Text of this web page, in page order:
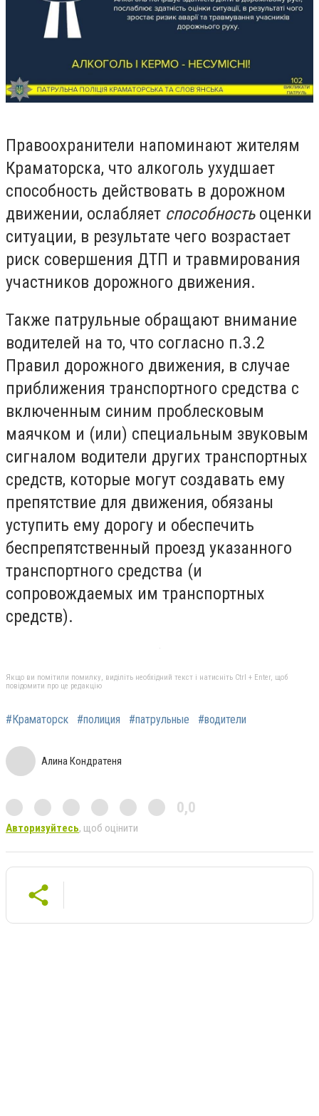
Правоохранители напоминают жителям
Краматорска, что алкоголь ухудшает
способность действовать в дорожном
движении, ослабляет способность оценки
ситуации, в результате чего возрастает
риск совершения ДТП и травмирования
участников дорожного движения.
Также патрульные обращают внимание
водителей на то, что согласно п.3.2
Правил дорожного движения, в случае
приближения транспортного средства с
включенным синим проблесковым
маячком и (или) специальным звуковым
сигналом водители других транспортных
средств, которые могут создавать ему
препятствие для движения, обязаны
уступить ему дорогу и обеспечить
беспрепятственный проезд указанного
транспортного средства (и
сопровождаемых им транспортных
средств).
Якщо ви помітили помилку, виділіть необхідний текст і натисніть Ctrl + Enter, щоб
повідомити про це редакцію
#Краматорск #полиция #патрульные #водители
Алина Кондратеня
0,0
Авторизуйтесь, щоб оцінити